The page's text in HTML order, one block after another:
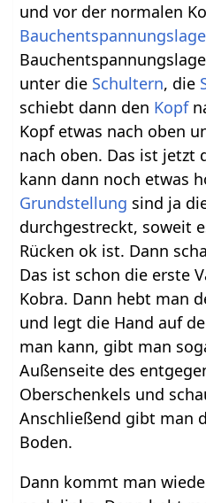
und vor der normalen
Bauchentspannungslage
unter die Schultern, die
schiebt dann den Kopf
Kopf etwas nach oben
nach oben. Das ist jetzt
kann dann noch etwas
Grundstellung sind ja
durchgestreckt, soweit
Rücken ok ist. Dann
Das ist schon die erste
Kobra. Dann hebt man
und legt die Hand auf
man kann, gibt man
Außenseite des
Oberschenkels und
Anschließend gibt man
Boden.
Dann kommt man